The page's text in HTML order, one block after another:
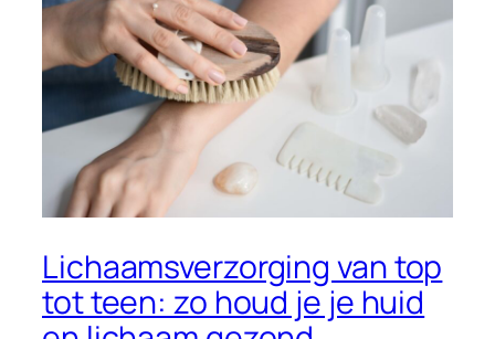
Lichaamsverzorging van top
tot teen: zo houd je je huid